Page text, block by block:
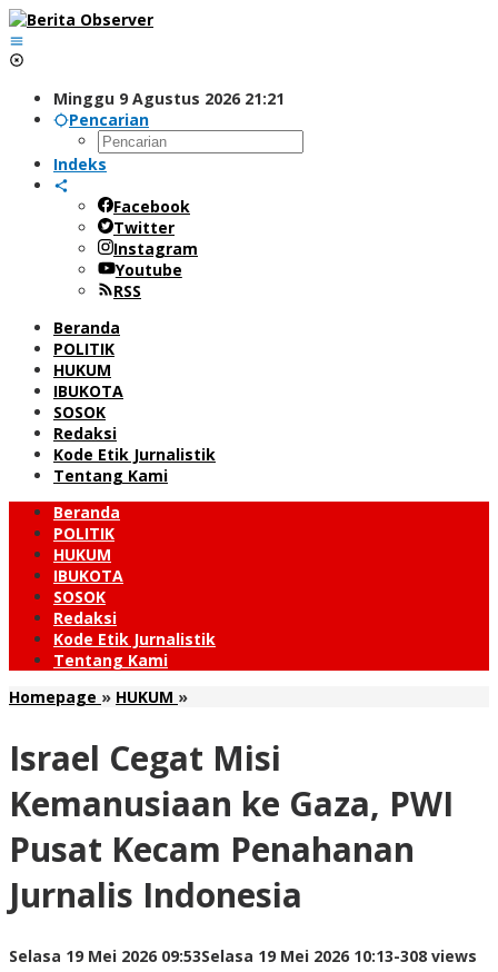
Lewati
ke
konten
Minggu 9 Agustus 2026 21:21
Pencarian
Indeks
Facebook
Twitter
Instagram
Youtube
RSS
Beranda
POLITIK
HUKUM
IBUKOTA
SOSOK
Redaksi
Kode Etik Jurnalistik
Tentang Kami
Beranda
POLITIK
HUKUM
IBUKOTA
SOSOK
Redaksi
Kode Etik Jurnalistik
Tentang Kami
Homepage » HUKUM »Israel
Kemanusiaan
Gaza,
PWI
Pusat
Kecam
Penahanan
Jurnalis
Israel Cegat Misi
Kemanusiaan ke Gaza, PWI
Pusat Kecam Penahanan
Jurnalis Indonesia
Selasa 19 Mei 2026 09:53Selasa 19 Mei 2026 10:13oleh
-308 views